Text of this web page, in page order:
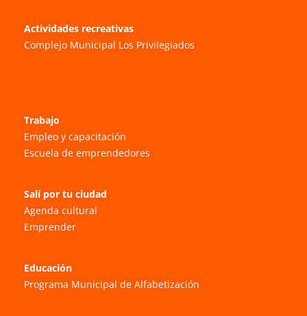
Actividades recreativas
Complejo Municipal Los Privilegiados
Trabajo
Empleo y capacitación
Escuela de emprendedores
Salí por tu ciudad
Agenda cultural
Emprender
Educación
Programa Municipal de Alfabetización